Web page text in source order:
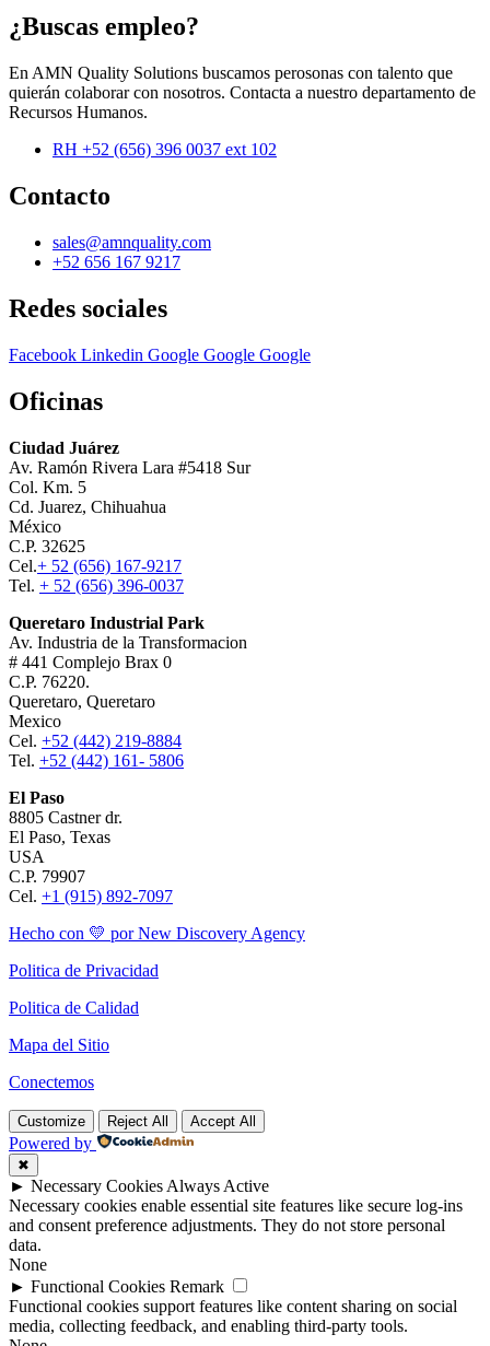
¿Buscas empleo?
En AMN Quality Solutions buscamos perosonas con talento que
quierán colaborar con nosotros. Contacta a nuestro departamento de
Recursos Humanos.
RH +52 (656) 396 0037 ext 102
Contacto
sales@amnquality.com
+52 656 167 9217
Redes sociales
Facebook Linkedin Google Google Google
Oficinas
Ciudad Juárez
Av. Ramón Rivera Lara #5418 Sur
Col. Km. 5
Cd. Juarez, Chihuahua
México
C.P. 32625
Cel.+ 52 (656) 167-9217
Tel. + 52 (656) 396-0037
Queretaro Industrial Park
Av. Industria de la Transformacion
# 441 Complejo Brax 0
C.P. 76220.
Queretaro, Queretaro
Mexico
Cel. +52 (442) 219-8884
Tel. +52 (442) 161- 5806
El Paso
8805 Castner dr.
El Paso, Texas
USA
C.P. 79907
Cel. +1 (915) 892-7097
Hecho con 💛 por New Discovery Agency
Politica de Privacidad
Politica de Calidad
Mapa del Sitio
Conectemos
Customize Reject All Accept All
Powered by
✖
► Necessary Cookies Always Active
Necessary cookies enable essential site features like secure log-ins
and consent preference adjustments. They do not store personal
data.
None
► Functional Cookies Remark
Functional cookies support features like content sharing on social
media, collecting feedback, and enabling third-party tools.